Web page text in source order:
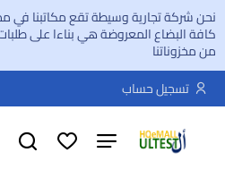
كافة البضاع المعروضة هي بناءا على
من مخزوناتنا
تسجيل حساب